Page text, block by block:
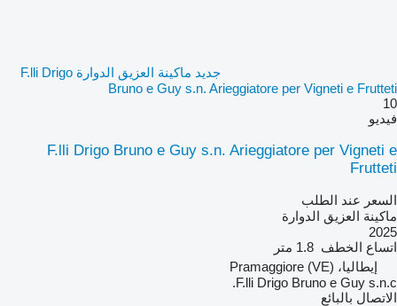
جديد ماكينة العزيق الدوارة F.lli Drigo
Bruno e Guy s.n. Arieggiatore per Vigneti e Frutteti
10
فيديو
F.lli Drigo Bruno e Guy s.n. Arieggiatore per Vigneti e
Frutteti
السعر عند الطلب
ماكينة العزيق الدوارة
2025
اتساع الخطف 1.8 متر
إيطاليا، Pramaggiore (VE)
F.lli Drigo Bruno e Guy s.n.c.
الاتصال بالبائع